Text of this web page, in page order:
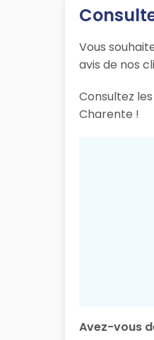
Vous
avis de nos
Consultez
Charente !
Avez-vous